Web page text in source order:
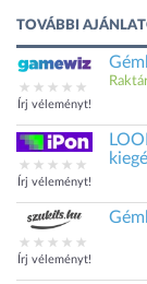
TOVÁBBI
Írj véleményt!
Írj véleményt!
Írj véleményt!